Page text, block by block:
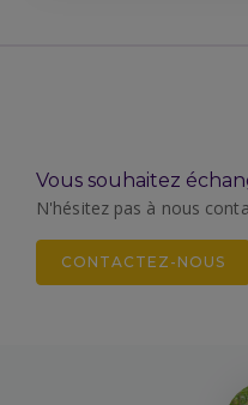
Vous souhaitez
N'hésitez pas à nous
CONTACTEZ-NOUS